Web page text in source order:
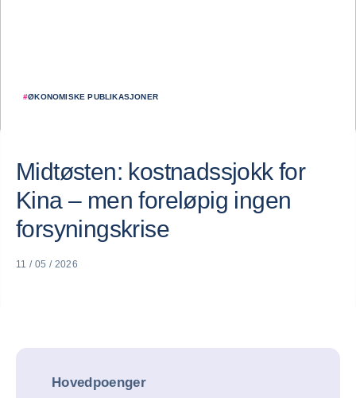
#ØKONOMISKE PUBLIKASJONER
Midtøsten: kostnadssjokk for
Kina – men foreløpig ingen
forsyningskrise
11 / 05 / 2026
Hovedpoenger